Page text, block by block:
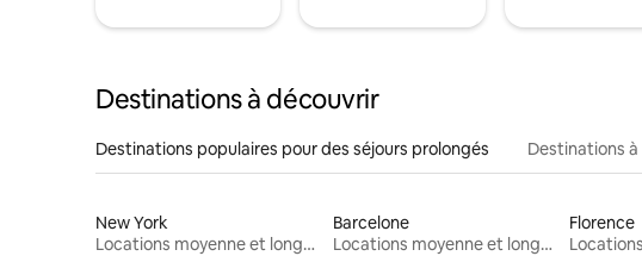
Destinations à découvrir
Destinations populaires pour des séjours prolongés Destinations
New York
Locations moyenne et longue durée
Barcelone
Locations moyenne et longue durée
Florence